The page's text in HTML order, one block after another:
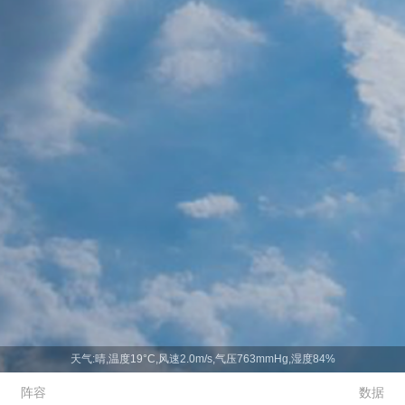
天气:晴,温度19°C,风速2.0m/s,气压763mmHg,湿度84%
阵容 数据